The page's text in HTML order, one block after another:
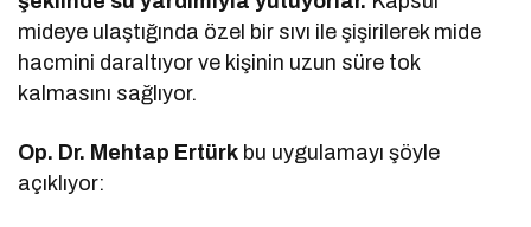
mideye ulaştığında özel bir sıvı ile şişirilerek mide
hacmini daraltıyor ve kişinin uzun süre tok
kalmasını sağlıyor.
Op. Dr. Mehtap Ertürk bu uygulamayı şöyle
açıklıyor: